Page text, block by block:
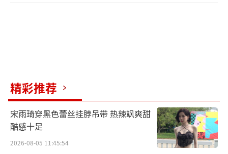
于舞台上的不只是一次造型重现，而是一次对
集体青春记忆的庄严召回。当光束照亮那个短
发少女的身影，我们看到的既是虚构角色
的“重生”，也是自己未被世俗磨蚀的纯真灵
精彩推荐
宋雨琦穿黑色蕾丝挂脖吊带 热辣飒爽甜
酷感十足
2026-08-05 11:45:54